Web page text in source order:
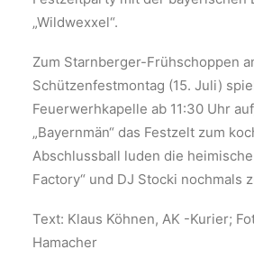
„Wildwexxel“.
Zum Starnberger-Frühschoppen
Schützenfestmontag (15. Juli)
Feuerwerhkapelle ab 11:30 Uhr
„Bayernmän“ das Festzelt zum
Abschlussball luden die
Factory“ und DJ Stocki nochmals
Text: Klaus Köhnen, AK -Kurier;
Hamacher